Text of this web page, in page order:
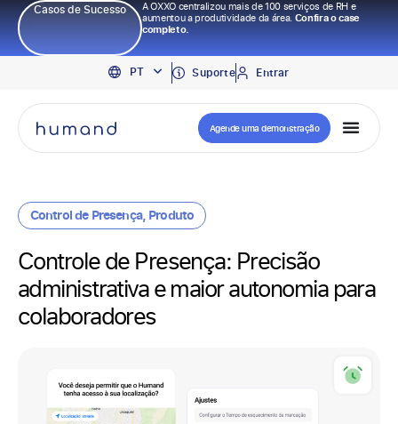
Casos de Sucesso
A OXXO centralizou mais de 100 serviços de RH e
aumentou a produtividade da área.Confira o case
completo.
PT
EN
ES
Suporte Entrar
Agende uma demonstração
Control de Presença, Produto
Controle de Presença: Precisão
administrativa e maior autonomia para
colaboradores